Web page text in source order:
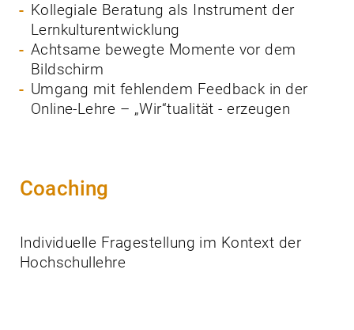
Kollegiale Beratung als Instrument der
Lernkulturentwicklung
Achtsame bewegte Momente vor dem
Bildschirm
Umgang mit fehlendem Feedback in der
Online-Lehre – „Wir“tualität - erzeugen
Coaching
Individuelle Fragestellung im Kontext der
Hochschullehre